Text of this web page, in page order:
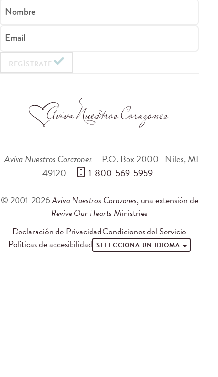
Nombre
Email
REGÍSTRATE
Aviva Nuestros Corazones P.O. Box 2000 Niles,MI
49120
1-800-569-5959
© 2001-2026Aviva Nuestros Corazones, una extensión de
Revive Our Hearts Ministries
Declaración de PrivacidadCondiciones del Servicio
Políticas de accesibilidad SELECCIONA UN IDIOMA